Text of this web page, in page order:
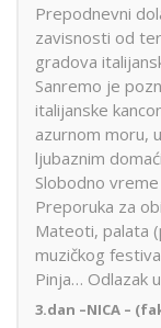
Prepodnevni
zavisnosti od
gradova
Sanremo je
italijanske
azurnom moru,
ljubaznim
Slobodno
Preporuka za
Mateoti, palata
muzičkog
Pinja… Odlazak
3.dan –NICA –